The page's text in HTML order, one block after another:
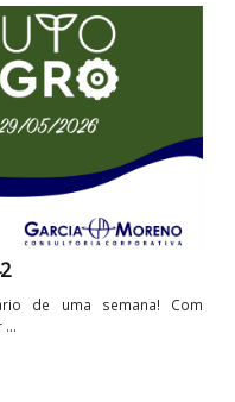
de uma semana!
...